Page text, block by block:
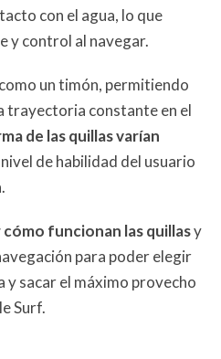
con el agua, lo que
y control al navegar.
un timón, permitiendo
trayectoria constante en el
de las quillas varían
nivel de habilidad del usuario
funcionan las quillasy
para poder elegir
y sacar el máximo provecho
Surf.